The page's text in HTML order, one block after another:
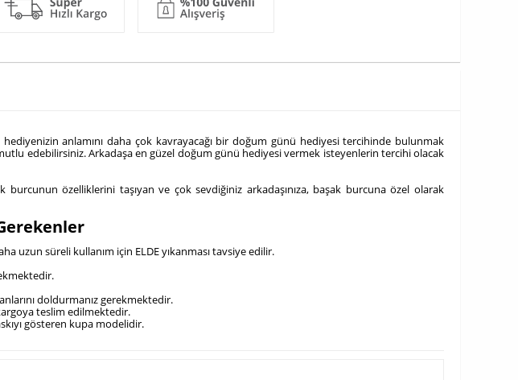
anlamını daha çok kavrayacağı bir doğum günü hediyesi tercihinde bulunmak
edebilirsiniz. Arkadaşa en güzel doğum günü hediyesi vermek isteyenlerin tercihi olacak
özelliklerini taşıyan ve çok sevdiğiniz arkadaşınıza, başak burcuna özel olarak
uzun süreli kullanım için ELDE yıkanması tavsiye edilir.
doldurmanız gerekmektedir.
teslim edilmektedir.
gösteren kupa modelidir.